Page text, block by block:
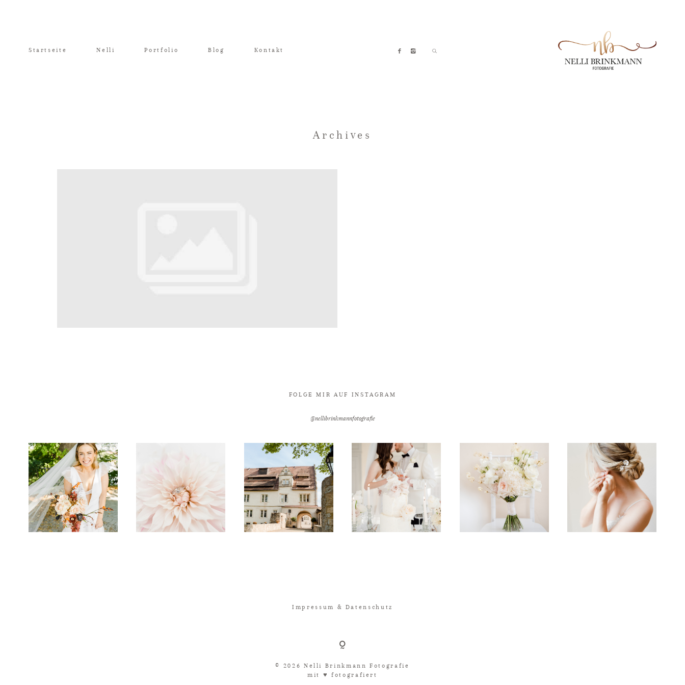
Startseite Nelli Portfolio Blog Kontakt
Archives
FOLGE MIR AUF INSTAGRAM
@nellibrinkmannfotografie
Impressum & Datenschutz
© 2026 Nelli Brinkmann Fotografie
mit ♥︎ fotografiert